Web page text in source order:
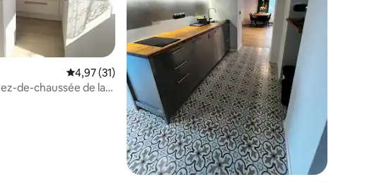
139 commentaires : 4,92 sur 5
Évaluation moyenne sur la base de 31 commentaires : 4,97 sur 5
4,97 (31)
de-chaussée de la